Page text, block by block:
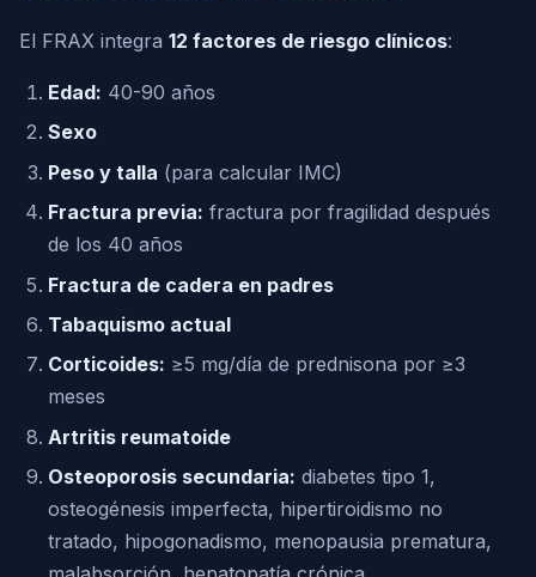
El FRAX integra 12 factores de riesgo clínicos:
Edad: 40-90 años
Sexo
Peso y talla (para calcular IMC)
Fractura previa: fractura por fragilidad después
de los 40 años
Fractura de cadera en padres
Tabaquismo actual
Corticoides: ≥5 mg/día de prednisona por ≥3
meses
Artritis reumatoide
Osteoporosis secundaria: diabetes tipo 1,
osteogénesis imperfecta, hipertiroidismo no
tratado, hipogonadismo, menopausia prematura,